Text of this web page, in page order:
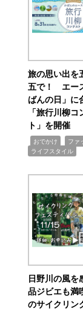
旅の思い出を
五で！ エー
ばんの日」に
「旅行川柳コ
ト」を開催
おでかけ ファ
ライフスタイル
日野川の風を
品ジビエも
のサイクリン